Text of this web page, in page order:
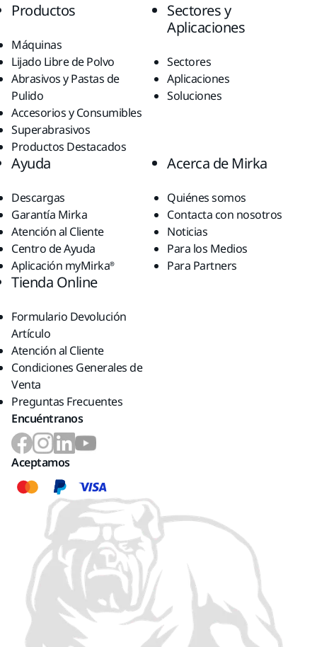
Productos
Máquinas
Lijado Libre de Polvo
Abrasivos y Pastas de
Pulido
Accesorios y Consumibles
Superabrasivos
Productos Destacados
Sectores y
Aplicaciones
Sectores
Aplicaciones
Soluciones
Ayuda
Descargas
Garantía Mirka
Atención al Cliente
Centro de Ayuda
Aplicación myMirka®
Acerca de Mirka
Quiénes somos
Contacta con nosotros
Noticias
Para los Medios
Para Partners
Tienda Online
Formulario Devolución
Artículo
Atención al Cliente
Condiciones Generales de
Venta
Preguntas Frecuentes
Encuéntranos
Aceptamos